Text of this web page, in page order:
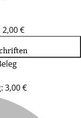
€
3,00 €